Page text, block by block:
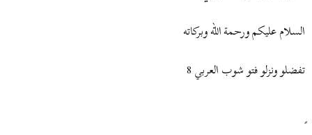
ع
السلام عليكم ورحمة الله وبركاته
تفضلو ونزلو فتو شوب العربي 8